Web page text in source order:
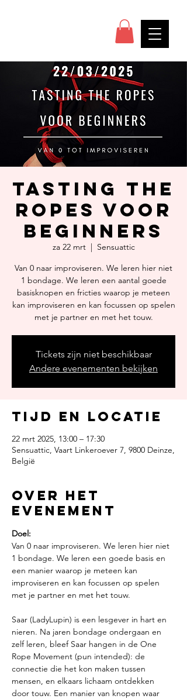
Tasting the
ropes voor
beginners
za 22 mrt
  |
Sensuattic
Van 0 naar improviseren. We leren hier niet
1 bondage. We leren een aantal goede
basisknopen en fricties waarop je meteen
kan improviseren en kan focussen op spelen
met je partner en met het touw.
Tickets zijn niet beschikbaar
Andere evenementen bekijken
Tijd en locatie
22 mrt 2025, 13:00 – 17:30
Sensuattic, Vaart Linkeroever 7, 9800 Deinze,
België
Over het
evenement
Doel:
Van 0 naar improviseren. We leren hier niet
1 bondage. We leren een goede basis en
een manier waarop je meteen kan
improviseren en kan focussen op spelen
met je partner en met het touw.
Saar (LadyLupin) is een lesgever in hart en
nieren. Na jaren bondage ondergaan en
zelf leren, bleef Saar hangen in de One
Rope Movement (pun intended): de
connectie die het kon maken tussen
mensen, en elkaars lichaam ontdekken
door touw. Een manier van knopen waar